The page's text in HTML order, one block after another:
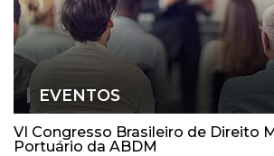
EVENTOS
VI Congresso Brasileiro de Direito
Portuário da ABDM